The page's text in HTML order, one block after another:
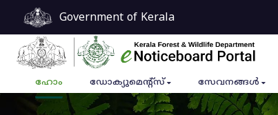
Government of Kerala
ഹോം ഡോക്യുമെൻ്റ്സ് സേവനങ്ങൾ